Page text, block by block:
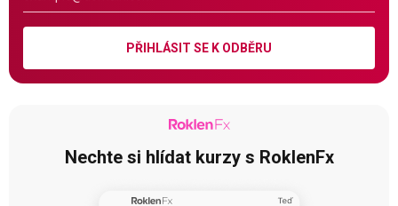
PŘIHLÁSIT SE K ODBĚRU
Nechte si hlídat kurzy s RoklenFx